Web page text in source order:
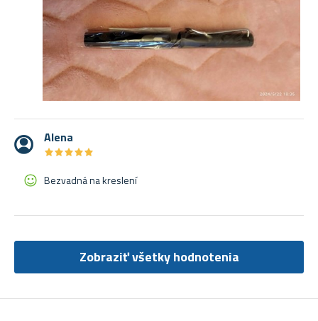
Alena
★★★★★
★★★★★
Bezvadná na kreslení
Zobraziť všetky hodnotenia